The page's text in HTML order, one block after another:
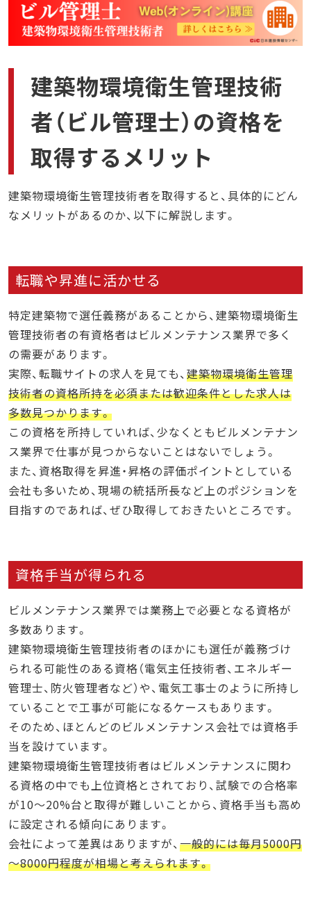
建築物環境衛生管理技術
者（ビル管理士）の資格を
取得するメリット
建築物環境衛生管理技術者を取得すると、具体的にどん
なメリットがあるのか、以下に解説します。
転職や昇進に活かせる
特定建築物で選任義務があることから、建築物環境衛生
管理技術者の有資格者はビルメンテナンス業界で多く
の需要があります。
実際、転職サイトの求人を見ても、建築物環境衛生管理
技術者の資格所持を必須または歓迎条件とした求人は
多数見つかります。
この資格を所持していれば、少なくともビルメンテナン
ス業界で仕事が見つからないことはないでしょう。
また、資格取得を昇進・昇格の評価ポイントとしている
会社も多いため、現場の統括所長など上のポジションを
目指すのであれば、ぜひ取得しておきたいところです。
資格手当が得られる
ビルメンテナンス業界では業務上で必要となる資格が
多数あります。
建築物環境衛生管理技術者のほかにも選任が義務づけ
られる可能性のある資格（電気主任技術者、エネルギー
管理士、防火管理者など）や、電気工事士のように所持し
ていることで工事が可能になるケースもあります。
そのため、ほとんどのビルメンテナンス会社では資格手
当を設けています。
建築物環境衛生管理技術者はビルメンテナンスに関わ
る資格の中でも上位資格とされており、試験での合格率
が10〜20%台と取得が難しいことから、資格手当も高め
に設定される傾向にあります。
会社によって差異はありますが、一般的には毎月5000円
～8000円程度が相場と考えられます。